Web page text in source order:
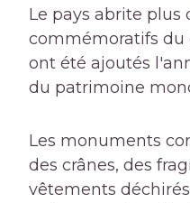
Le pays abrite
commémoratifs du
ont été ajoutés
du patrimoine
Les monuments
des crânes, des
vêtements